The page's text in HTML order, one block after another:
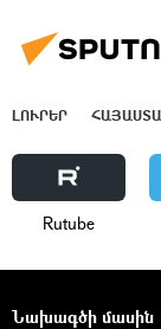
ԼՈՒՐԵՐ
Rutube
Նախագծի մասին